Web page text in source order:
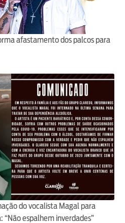
afastamento dos palcos para
do vocalista Magal para
espalhem inverdades”